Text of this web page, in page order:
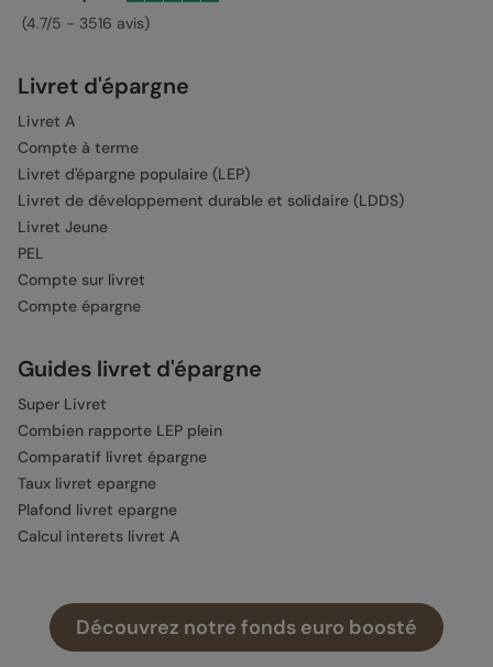
Découvrez notre fonds euro boosté
(4.7/5 - 3516 avis)
Livret d'épargne
Livret A
Compte à terme
Livret d'épargne populaire (LEP)
Livret de développement durable et solidaire (LDDS)
Livret Jeune
PEL
Compte sur livret
Compte épargne
Guides livret d'épargne
Super Livret
Combien rapporte LEP plein
Comparatif livret épargne
Taux livret epargne
Plafond livret epargne
Calcul interets livret A
Épargne
Épargne